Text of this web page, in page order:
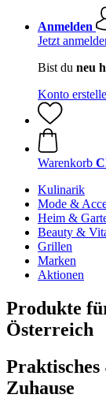
Anmelden
Jetzt
Bist du neu
Konto
Warenkorb
Kulinarik
Mode &
Heim &
Beauty &
Grillen
Marken
Aktionen
Produkte
Österreich
Praktisches
Zuhause